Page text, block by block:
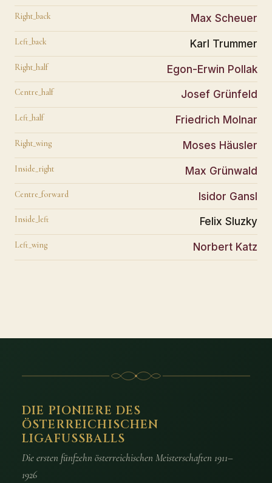
Right_back Max Scheuer
Left_back Karl Trummer
Right_half Egon-Erwin Pollak
Centre_half Josef Grünfeld
Left_half Friedrich Molnar
Right_wing Moses Häusler
Inside_right Max Grünwald
Centre_forward Isidor Gansl
Inside_left Felix Sluzky
Left_wing Norbert Katz
DIE PIONIERE DES
ÖSTERREICHISCHEN
LIGAFUSSBALLS
Die ersten fünfzehn österreichischen Meisterschaften 1911–
1926